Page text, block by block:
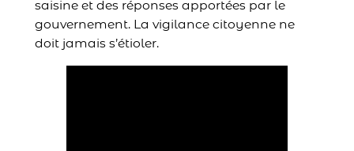
saisine et des réponses apportées par le
gouvernement. La vigilance citoyenne ne
doit jamais s’étioler.